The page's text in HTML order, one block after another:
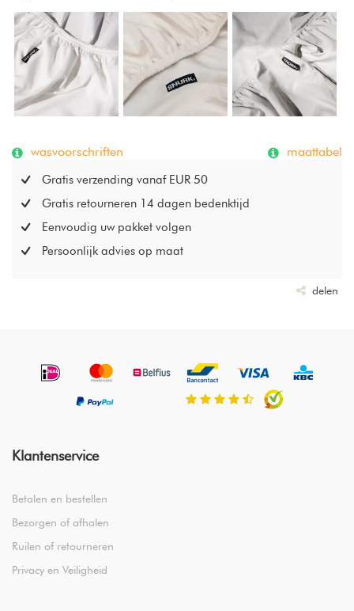
wasvoorschriften maattabel
Gratis verzending vanaf EUR 50
Gratis retourneren 14 dagen bedenktijd
Eenvoudig uw pakket volgen
Persoonlijk advies op maat
delen
Klantenservice
Betalen en bestellen
Bezorgen of afhalen
Ruilen of retourneren
Privacy en Veiligheid